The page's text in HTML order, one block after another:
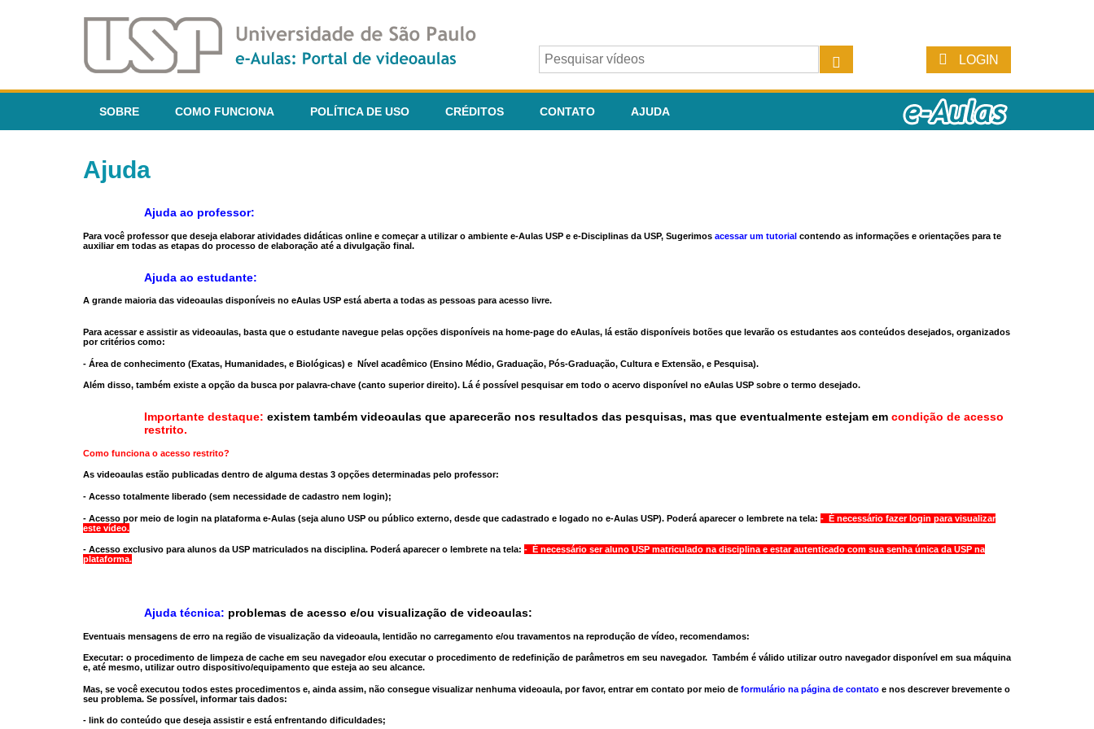
LOGIN
SOBRE COMO FUNCIONA POLÍTICA DE USO CRÉDITOS CONTATO AJUDA
Ajuda
Ajuda ao professor:
Para você professor que deseja elaborar atividades didáticas online e começar a utilizar o ambiente e-Aulas USP e e-Disciplinas da USP, Sugerimos acessar um tutorial contendo as informações e orientações para te
auxiliar em todas as etapas do processo de elaboração até a divulgação final.
Ajuda ao estudante:
A grande maioria das videoaulas disponíveis no eAulas USP está aberta a todas as pessoas para acesso livre.
Para acessar e assistir as videoaulas, basta que o estudante navegue pelas opções disponíveis na home-page do eAulas, lá estão disponíveis botões que levarão os estudantes aos conteúdos desejados, organizados
por critérios como:
- Área de conhecimento (Exatas, Humanidades, e Biológicas) e Nível acadêmico (Ensino Médio, Graduação, Pós-Graduação, Cultura e Extensão, e Pesquisa).
Além disso, também existe a opção da busca por palavra-chave (canto superior direito). Lá é possível pesquisar em todo o acervo disponível no eAulas USP sobre o termo desejado.
Importante destaque: existem também videoaulas que aparecerão nos resultados das pesquisas, mas que eventualmente estejam em condição de acesso
restrito.
Como funciona o acesso restrito?
As videoaulas estão publicadas dentro de alguma destas 3 opções determinadas pelo professor:
- Acesso totalmente liberado (sem necessidade de cadastro nem login);
- Acesso por meio de login na plataforma e-Aulas (seja aluno USP ou público externo, desde que cadastrado e logado no e-Aulas USP). Poderá aparecer o lembrete na tela: - É necessário fazer login para visualizar
este vídeo.
- Acesso exclusivo para alunos da USP matriculados na disciplina. Poderá aparecer o lembrete na tela: - É necessário ser aluno USP matriculado na disciplina e estar autenticado com sua senha única da USP na
plataforma.
Ajuda técnica: problemas de acesso e/ou visualização de videoaulas:
Eventuais mensagens de erro na região de visualização da videoaula, lentidão no carregamento e/ou travamentos na reprodução de vídeo, recomendamos:
Executar: o procedimento de limpeza de cache em seu navegador e/ou executar o procedimento de redefinição de parâmetros em seu navegador. Também é válido utilizar outro navegadordisponível em sua máquina
e, até mesmo, utilizar outro dispositivo/equipamento que esteja ao seu alcance.
Mas, se você executou todos estes procedimentos e, ainda assim, não consegue visualizar nenhuma videoaula, por favor, entrar em contato por meio de formulário na página de contato e nos descrever brevemente o
seu problema. Se possível, informar tais dados:
- link do conteúdo que deseja assistir e está enfrentando dificuldades;